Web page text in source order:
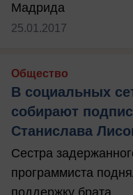
Мадрида
25.01.2017
Общество
В социальных
собирают
Станислава
Сестра
программиста
поддержку брата